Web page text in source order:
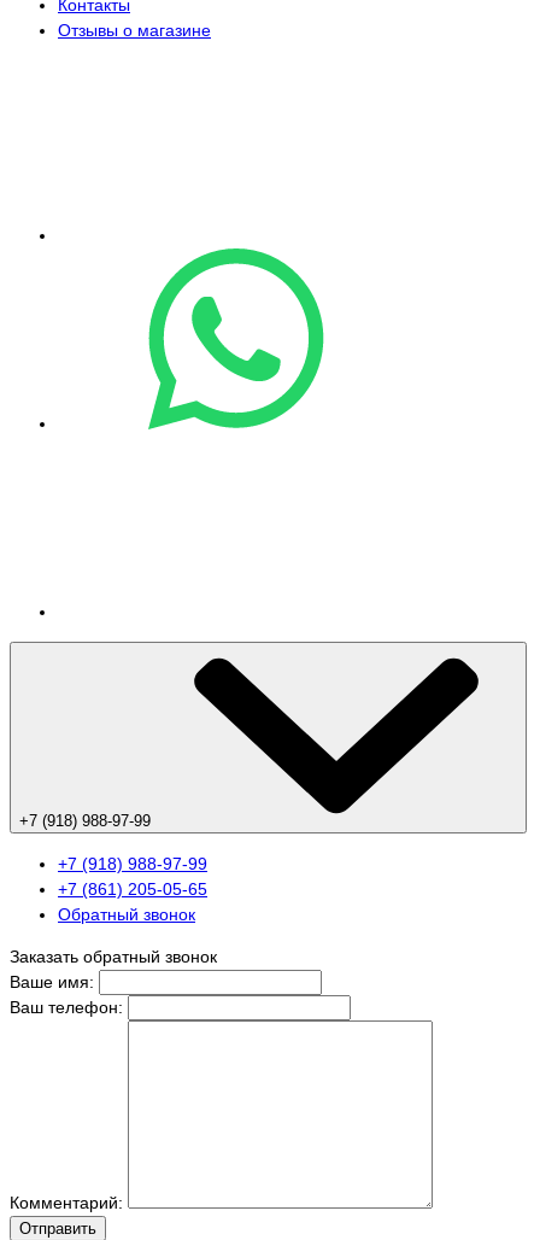
Контакты
Отзывы о магазине
+7 (918) 988-97-99
+7 (918) 988-97-99
+7 (861) 205-05-65
Обратный звонок
Заказать обратный звонок
Ваше имя:
Ваш телефон:
Комментарий:
Отправить